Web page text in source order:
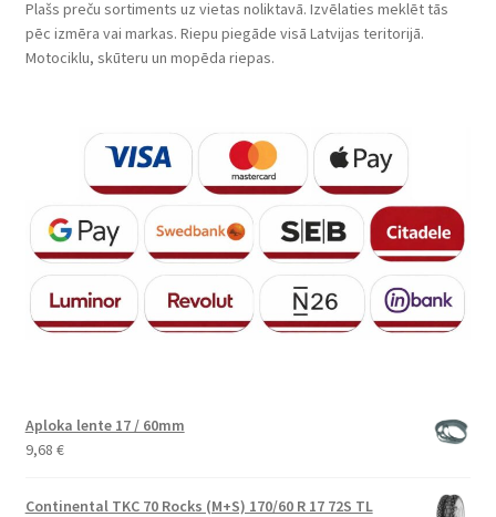
Plašs preču sortiments uz vietas noliktavā. Izvēlaties meklēt tās
pēc izmēra vai markas. Riepu piegāde visā Latvijas teritorijā.
Motociklu, skūteru un mopēda riepas.
Aploka lente 17 / 60mm
9,68 €
Continental TKC 70 Rocks (M+S) 170/60 R 17 72S TL